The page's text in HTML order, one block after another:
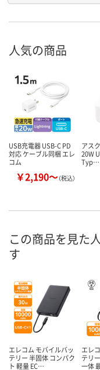
人気の商品
USB充電器 USB-C PD
対応 ケーブル同梱 エレ
コム
￥2,190～（税込）
アス
20W
Typ…
この商品を見た
す
エレコム モバイルバッ
テリー 半固体 コンパク
ト 軽量 EC…
エレ
テリ
一体